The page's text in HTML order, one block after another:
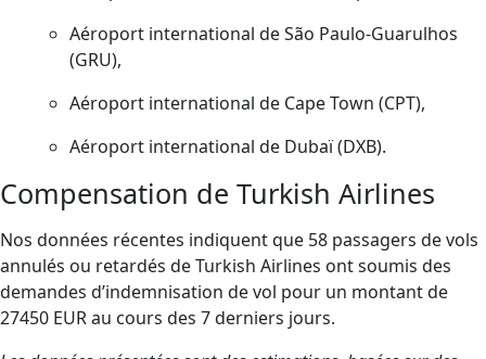
Aéroport international de São Paulo-Guarulhos
(GRU),
Aéroport international de Cape Town (CPT),
Aéroport international de Dubaï (DXB).
Compensation de Turkish Airlines
Nos données récentes indiquent que 58 passagers de vols
annulés ou retardés de Turkish Airlines ont soumis des
demandes d’indemnisation de vol pour un montant de
27450 EUR au cours des 7 derniers jours.